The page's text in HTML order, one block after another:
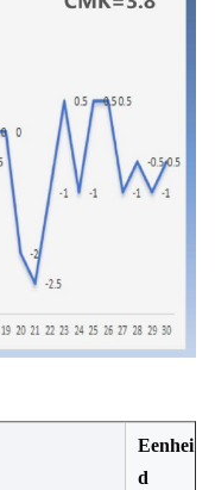
Eenhei
d